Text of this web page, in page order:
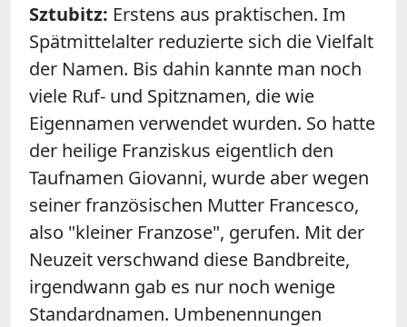
Sztubitz: Erstens aus praktischen. Im
Spätmittelalter reduzierte sich die Vielfalt
der Namen. Bis dahin kannte man noch
viele Ruf- und Spitznamen, die wie
Eigennamen verwendet wurden. So hatte
der heilige Franziskus eigentlich den
Taufnamen Giovanni, wurde aber wegen
seiner französischen Mutter Francesco,
also "kleiner Franzose", gerufen. Mit der
Neuzeit verschwand diese Bandbreite,
irgendwann gab es nur noch wenige
Standardnamen. Umbenennungen